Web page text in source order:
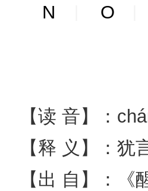
N
N O
【读 音】：
【释 义】：犹
【出 自】：